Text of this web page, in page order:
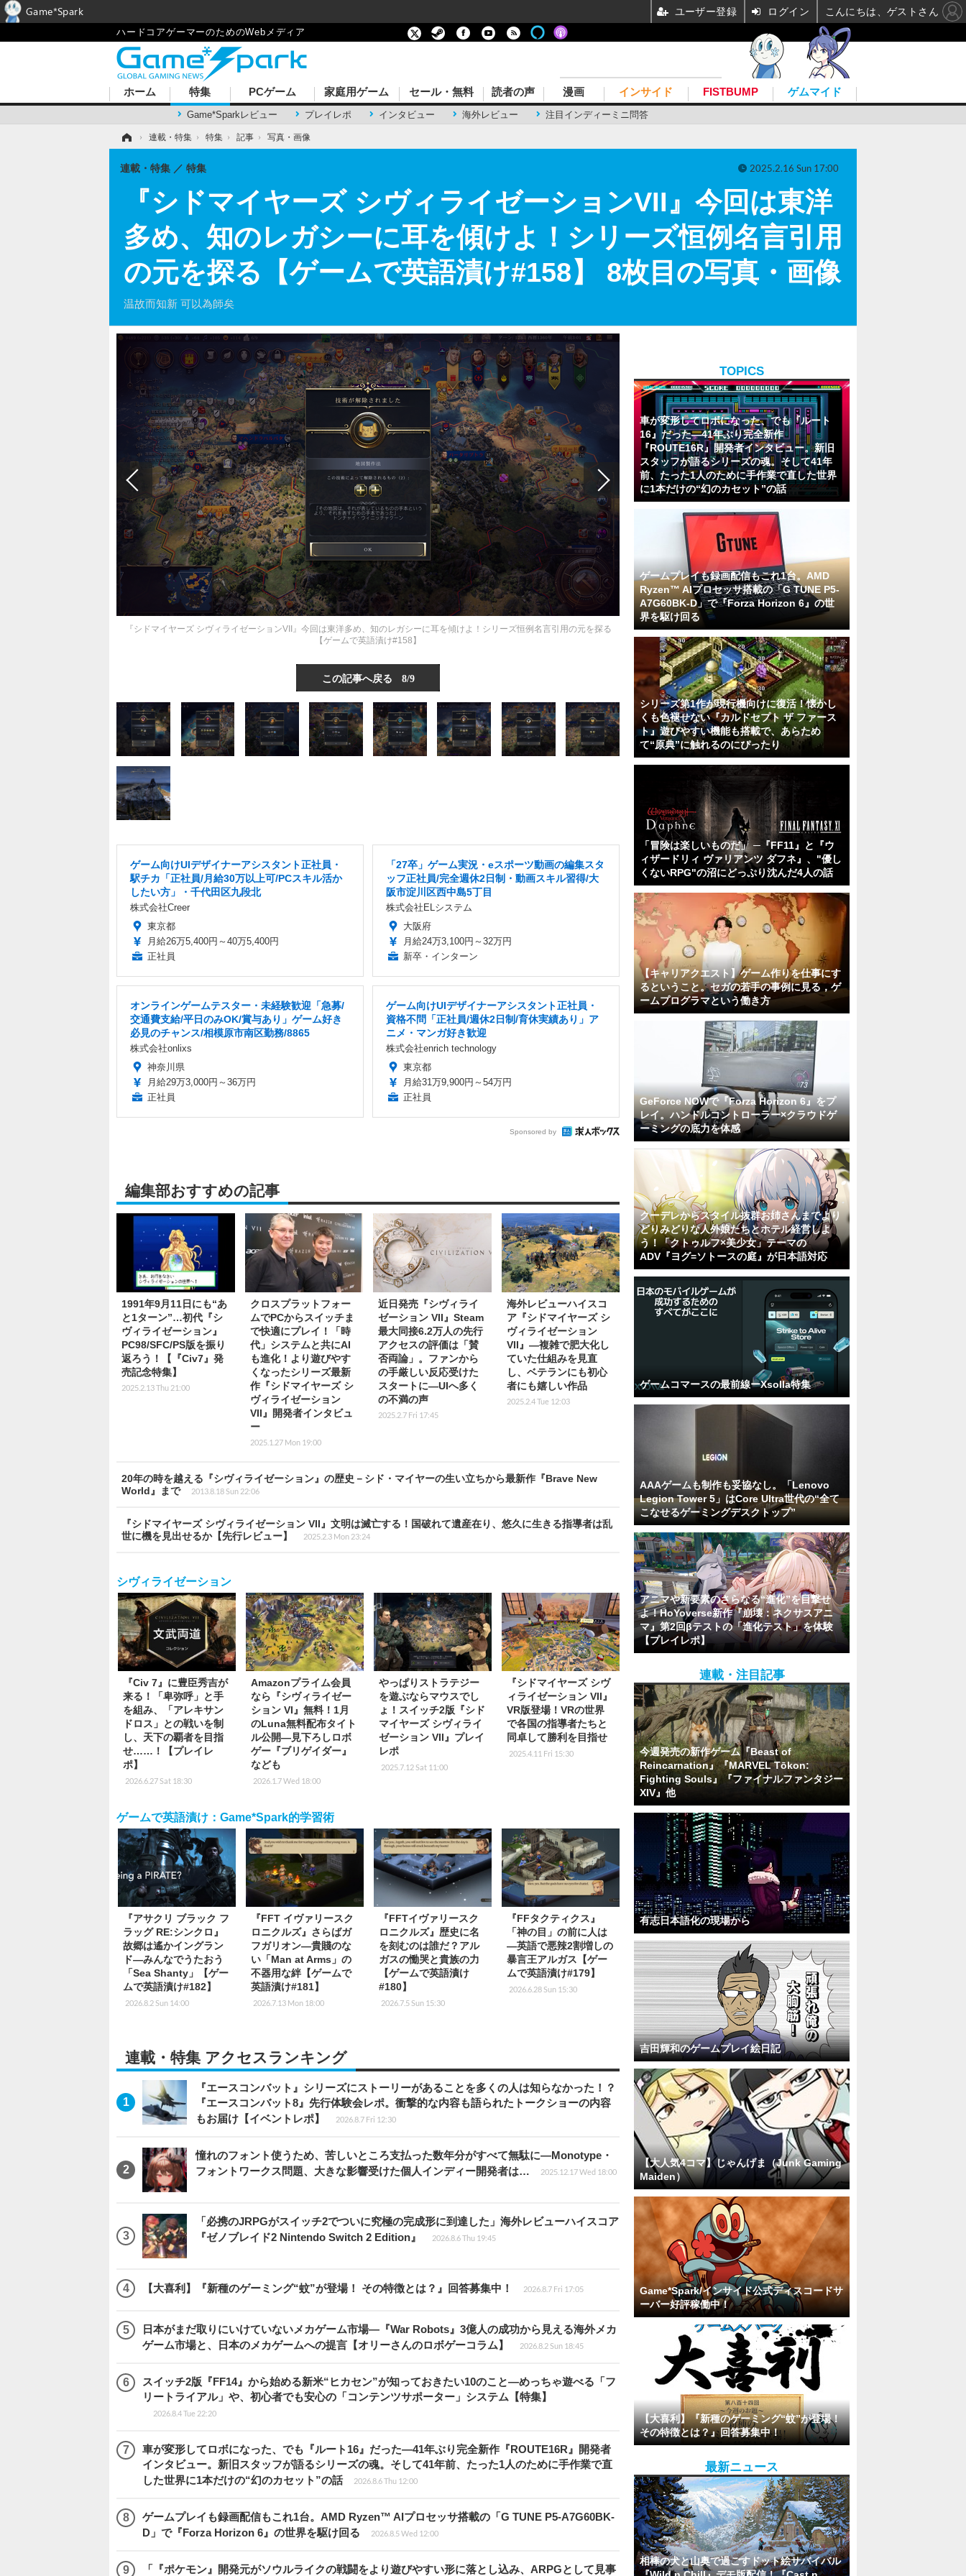
ハードコアゲーマーのためのWebメディア
ホーム 特集
Game*Sparkレビュー プレイレポ インタビュー 海外レビュー 注目インディーミニ問答
PCゲーム 家庭用ゲーム セール・無料 読者の声 漫画 インサイド FISTBUMP ゲムマイド
› 連載・特集 › 特集 › 記事 › 写真・画像
『シドマイヤーズ シヴィライゼーションVII』今回は東洋
多め、知のレガシーに耳を傾けよ！シリーズ恒例名言引用
の元を探る【ゲームで英語漬け#158】 8枚目の写真・画像
温故而知新 可以為師矣
連載・特集 特集 2025.2.16 Sun 17:00
『シドマイヤーズ シヴィライゼーションVII』今回は東洋多め、知のレガシーに耳を傾けよ！シリーズ恒例名言引用の元を探る
【ゲームで英語漬け#158】
この記事へ戻る 8/9
ゲーム向けUIデザイナーアシスタント正社員・
駅チカ「正社員/月給30万以上可/PCスキル活か
したい方」・千代田区九段北
株式会社Creer
東京都
月給26万5,400円～40万5,400円
正社員
「27卒」ゲーム実況・eスポーツ動画の編集スタ
ッフ正社員/完全週休2日制・動画スキル習得/大
阪市淀川区西中島5丁目
株式会社ELシステム
大阪府
月給24万3,100円～32万円
新卒・インターン
オンラインゲームテスター・未経験歓迎「急募/
交通費支給/平日のみOK/賞与あり」ゲーム好き
必見のチャンス/相模原市南区勤務/8865
株式会社onlixs
神奈川県
月給29万3,000円～36万円
正社員
ゲーム向けUIデザイナーアシスタント正社員・
資格不問「正社員/週休2日制/育休実績あり」ア
ニメ・マンガ好き歓迎
株式会社enrich technology
東京都
月給31万9,900円～54万円
正社員
Sponsored by
編集部おすすめの記事
1991年9月11日にも“あ
と1ターン”…初代『シ
ヴィライゼーション』
PC98/SFC/PS版を振り
返ろう！【『Civ7』発
売記念特集】
2025.2.13 Thu 21:00
クロスプラットフォー
ムでPCからスイッチま
で快適にプレイ！「時
代」システムと共にAI
も進化！より遊びやす
くなったシリーズ最新
作『シドマイヤーズ シ
ヴィライゼーション
VII』開発者インタビュ
ー
2025.1.27 Mon 19:00
近日発売『シヴィライ
ゼーション VII』Steam
最大同接6.2万人の先行
アクセスの評価は「賛
否両論」。ファンから
の手厳しい反応受けた
スタートに―UIへ多く
の不満の声
2025.2.7 Fri 17:45
海外レビューハイスコ
ア『シドマイヤーズ シ
ヴィライゼーション
VII』―複雑で肥大化し
ていた仕組みを見直
し、ベテランにも初心
者にも嬉しい作品
2025.2.4 Tue 12:03
20年の時を越える『シヴィライゼーション』の歴史－シド・マイヤーの生い立ちから最新作『Brave New
World』まで
2013.8.18 Sun 22:06
『シドマイヤーズ シヴィライゼーション VII』文明は滅亡する！国破れて遺産在り、悠久に生きる指導者は乱
世に機を見出せるか【先行レビュー】
2025.2.3 Mon 23:24
シヴィライゼーション
『Civ 7』に豊臣秀吉が
来る！「卑弥呼」と手
を組み、「アレキサン
ドロス」との戦いを制
し、天下の覇者を目指
せ……！【プレイレ
ポ】
2026.6.27 Sat 18:30
Amazonプライム会員
なら『シヴィライゼー
ション VI』無料！1月
のLuna無料配布タイト
ル公開―見下ろしロボ
ゲー『ブリゲイダー』
なども
2026.1.7 Wed 18:00
やっぱりストラテジー
を遊ぶならマウスでし
ょ！スイッチ2版『シド
マイヤーズ シヴィライ
ゼーション VII』プレイ
レポ
2025.7.12 Sat 11:00
『シドマイヤーズ シヴ
ィライゼーション VII』
VR版登場！VRの世界
で各国の指導者たちと
同卓して勝利を目指せ
2025.4.11 Fri 15:30
ゲームで英語漬け：Game*Spark的学習術
『アサクリ ブラック フ
ラッグ RE:シンクロ』
故郷は遙かイングラン
ド―みんなでうたおう
「Sea Shanty」【ゲー
ムで英語漬け#182】
2026.8.2 Sun 14:00
『FFT イヴァリースク
ロニクルズ』さらばガ
フガリオン―貴賤のな
い「Man at Arms」の
不器用な絆【ゲームで
英語漬け#181】
2026.7.13 Mon 18:00
『FFTイヴァリースク
ロニクルズ』歴史に名
を刻むのは誰だ？アル
ガスの慟哭と貴族の力
【ゲームで英語漬け
#180】
2026.7.5 Sun 15:30
『FFタクティクス』
「神の目」の前に人は
―英語で悪辣2割増しの
暴言王アルガス【ゲー
ムで英語漬け#179】
2026.6.28 Sun 15:30
連載・特集 アクセスランキング
『エースコンバット』シリーズにストーリーがあることを多くの人は知らなかった！？
『エースコンバット8』先行体験会レポ。衝撃的な内容も語られたトークショーの内容
もお届け【イベントレポ】
2026.8.7 Fri 12:30
憧れのフォント使うため、苦しいところ支払った数年分がすべて無駄に―Monotype・
フォントワークス問題、大きな影響受けた個人インディー開発者は…
2025.12.17 Wed 18:00
「必携のJRPGがスイッチ2でついに究極の完成形に到達した」海外レビューハイスコア
『ゼノブレイド2 Nintendo Switch 2 Edition』
2026.8.6 Thu 19:45
【大喜利】『新種のゲーミング“蚊”が登場！ その特徴とは？』回答募集中！ 2026.8.7 Fri 17:05
日本がまだ取りにいけていないメカゲーム市場―『War Robots』3億人の成功から見える海外メカ
ゲーム市場と、日本のメカゲームへの提言【オリーさんのロボゲーコラム】
2026.8.2 Sun 18:45
スイッチ2版『FF14』から始める新米“ヒカセン”が知っておきたい10のこと―めっちゃ遊べる「フ
リートライアル」や、初心者でも安心の「コンテンツサポーター」システム【特集】
2026.8.4 Tue 22:20
車が変形してロボになった、でも『ルート16』だった―41年ぶり完全新作『ROUTE16R』開発者
インタビュー。新旧スタッフが語るシリーズの魂。そして41年前、たった1人のために手作業で直
した世界に1本だけの“幻のカセット”の話
2026.8.6 Thu 12:00
ゲームプレイも録画配信もこれ1台。AMD Ryzen™ AIプロセッサ搭載の「G TUNE P5-A7G60BK-
D」で『Forza Horizon 6』の世界を駆け回る
2026.8.5 Wed 12:00
「『ポケモン』開発元がソウルライクの戦闘をより遊びやすい形に落とし込み、ARPGとして見事
TOPICS
車が変形してロボになった、でも『ルート
16』だった―41年ぶり完全新作
『ROUTE16R』開発者インタビュー。新旧
スタッフが語るシリーズの魂。そして41年
前、たった1人のために手作業で直した世界
に1本だけの“幻のカセット”の話
ゲームプレイも録画配信もこれ1台。AMD
Ryzen™ AIプロセッサ搭載の「G TUNE P5-
A7G60BK-D」で『Forza Horizon 6』の世
界を駆け回る
シリーズ第1作が現行機向けに復活！懐かし
くも色褪せない『カルドセプト ザ ファース
ト』遊びやすい機能も搭載で、あらため
て“原典”に触れるのにぴったり
「冒険は楽しいものだ」 ─『FF11』と『ウ
ィザードリィ ヴァリアンツ ダフネ』、"優し
くないRPG"の沼にどっぷり沈んだ4人の話
【キャリアクエスト】ゲーム作りを仕事にす
るということ。セガの若手の事例に見る，ゲ
ームプログラマという働き方
GeForce NOWで『Forza Horizon 6』をプ
レイ。ハンドルコントローラー×クラウドゲ
ーミングの底力を体感
クーデレからスタイル抜群お姉さんまでより
どりみどりな人外娘たちとホテル経営しよ
う！「クトゥルフ×美少女」テーマの
ADV『ヨグ=ソトースの庭』が日本語対応
ゲームコマースの最前線ーXsolla特集
AAAゲームも制作も妥協なし。「Lenovo
Legion Tower 5」はCore Ultra世代の“全て
こなせるゲーミングデスクトップ”
アニマや新要素のさらなる“進化”を目撃せ
よ！HoYoverse新作『崩壊：ネクサスアニ
マ』第2回βテストの「進化テスト」を体験
【プレイレポ】
連載・注目記事
今週発売の新作ゲーム『Beast of
Reincarnation』『MARVEL Tōkon:
Fighting Souls』『ファイナルファンタジー
XIV』他
有志日本語化の現場から
吉田輝和のゲームプレイ絵日記
【大人気4コマ】じゃんげま（Junk Gaming
Maiden）
Game*Spark/インサイド公式ディスコードサ
ーバー好評稼働中！
【大喜利】『新種のゲーミング“蚊”が登場！
その特徴とは？』回答募集中！
最新ニュース
相棒の犬と山奥で過ごすドット絵サバイバル
Game*Spark ユーザー登録 ログイン こんにちは、ゲストさん